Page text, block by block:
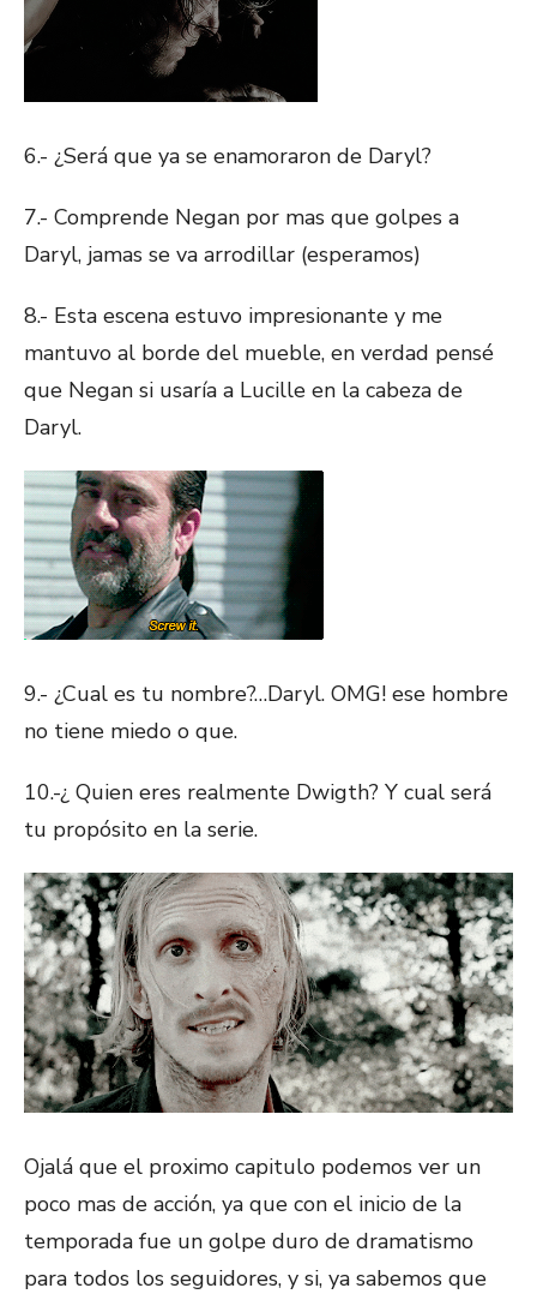
6.- ¿Será que ya se enamoraron de Daryl?
7.- Comprende Negan por mas que golpes a
Daryl, jamas se va arrodillar (esperamos)
8.- Esta escena estuvo impresionante y me
mantuvo al borde del mueble, en verdad pensé
que Negan si usaría a Lucille en la cabeza de
Daryl.
9.- ¿Cual es tu nombre?…Daryl. OMG! ese hombre
no tiene miedo o que.
10.-¿ Quien eres realmente Dwigth? Y cual será
tu propósito en la serie.
Ojalá que el proximo capitulo podemos ver un
poco mas de acción, ya que con el inicio de la
temporada fue un golpe duro de dramatismo
para todos los seguidores, y si, ya sabemos que